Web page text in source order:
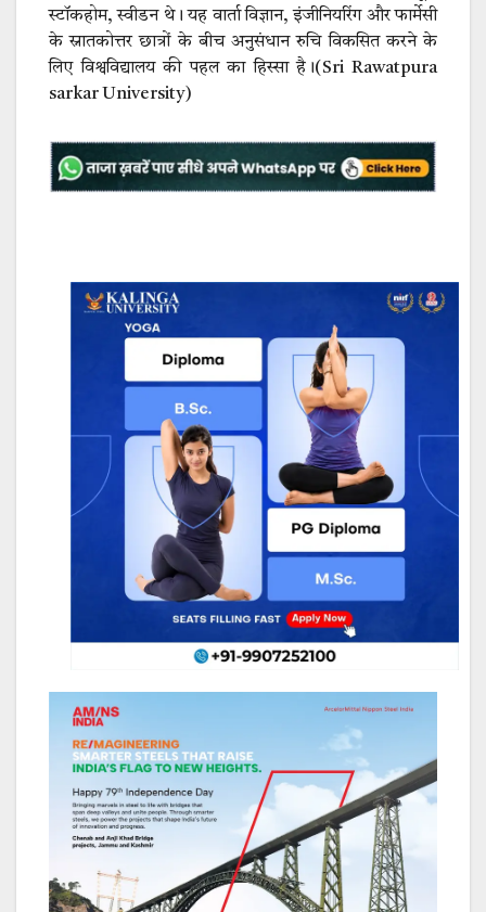
स्टॉकहोम, स्वीडन थे। यह वार्ता विज्ञान, इंजीनियरिंग और फार्मेसी
के स्नातकोत्तर छात्रों के बीच अनुसंधान रुचि विकसित करने के
लिए विश्वविद्यालय की पहल का हिस्सा है।(Sri Rawatpura
sarkar University)